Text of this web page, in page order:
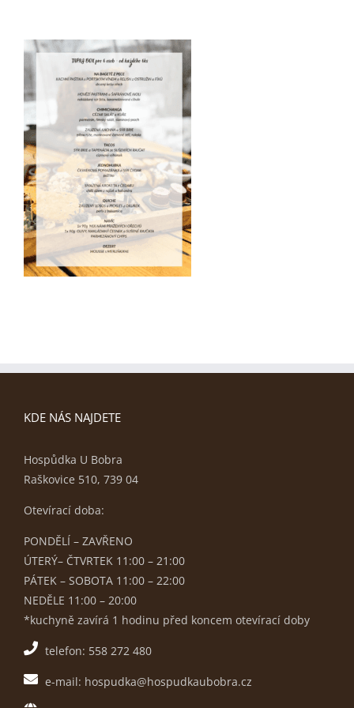
KDE NÁS NAJDETE
Hospůdka U Bobra
Raškovice 510, 739 04
Otevírací doba:
PONDĚLÍ – ZAVŘENO
ÚTERÝ– ČTVRTEK 11:00 – 21:00
PÁTEK – SOBOTA 11:00 – 22:00
NEDĚLE 11:00 – 20:00
*kuchyně zavírá 1 hodinu před koncem otevírací doby
telefon: 558 272 480
e-mail: hospudka@hospudkaubobra.cz